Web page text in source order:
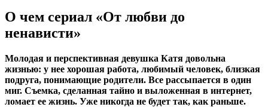
О чем сериал «От любви до
ненависти»
Молодая и перспективная девушка Катя довольна
жизнью: у нее хорошая работа, любимый человек, близкая
подруга, понимающие родители. Все рассыпается в один
миг. Съемка, сделанная тайно и выложенная в интернет,
ломает ее жизнь. Уже никогда не будет так, как раньше.